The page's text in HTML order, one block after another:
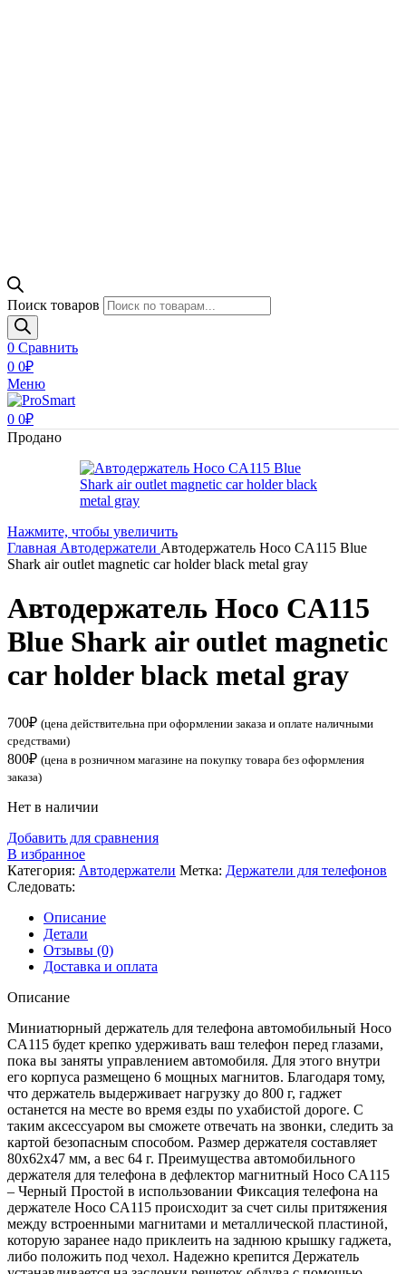
Поиск товаров
0 Сравнить
0 0₽
Меню
0 0₽
Продано
Нажмите, чтобы увеличить
Главная Автодержатели Автодержатель Hoco CA115 Blue
Shark air outlet magnetic car holder black metal gray
Автодержатель Hoco CA115
Blue Shark air outlet magnetic
car holder black metal gray
700₽ (цена действительна при оформлении заказа и оплате наличными
средствами)
800₽ (цена в розничном магазине на покупку товара без оформления
заказа)
Нет в наличии
Добавить для сравнения
В избранное
Категория: Автодержатели Метка: Держатели для телефонов
Следовать:
Описание
Детали
Отзывы (0)
Доставка и оплата
Описание
Миниатюрный держатель для телефона автомобильный Hoco
CA115 будет крепко удерживать ваш телефон перед глазами,
пока вы заняты управлением автомобиля. Для этого внутри
его корпуса размещено 6 мощных магнитов. Благодаря тому,
что держатель выдерживает нагрузку до 800 г, гаджет
останется на месте во время езды по ухабистой дороге. С
таким аксессуаром вы сможете отвечать на звонки, следить за
картой безопасным способом. Размер держателя составляет
80х62х47 мм, а вес 64 г. Преимущества автомобильного
держателя для телефона в дефлектор магнитный Hoco CA115
– Черный Простой в использовании Фиксация телефона на
держателе Hoco CA115 происходит за счет силы притяжения
между встроенными магнитами и металлической пластиной,
которую заранее надо приклеить на заднюю крышку гаджета,
либо положить под чехол. Надежно крепится Держатель